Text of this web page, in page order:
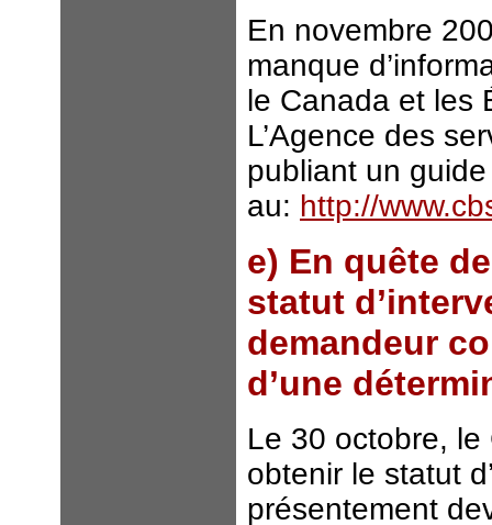
En novembre
manque
le Canada et les
L’Agence des
publiant un
au: http://
e) En quête
statut
demandeur
d’une
Le 30 octobre,
obtenir le statut
présentement